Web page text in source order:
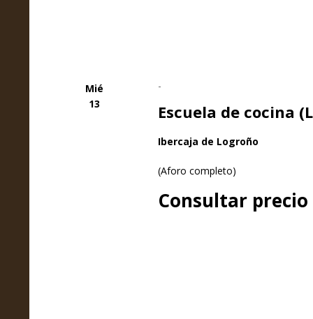
Mié
13
Escuela de cocina
-
Ibercaja de Logroño
(Aforo completo)
Consultar precio